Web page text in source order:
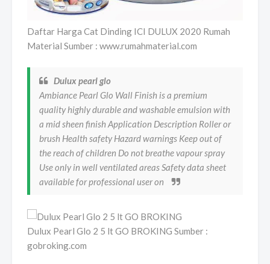
Daftar Harga Cat Dinding ICI DULUX 2020 Rumah
Material Sumber : www.rumahmaterial.com
Dulux pearl glo
Ambiance Pearl Glo Wall Finish is a premium
quality highly durable and washable emulsion with
a mid sheen finish Application Description Roller or
brush Health safety Hazard warnings Keep out of
the reach of children Do not breathe vapour spray
Use only in well ventilated areas Safety data sheet
available for professional user on
Dulux Pearl Glo 2 5 lt GO BROKING Sumber :
gobroking.com